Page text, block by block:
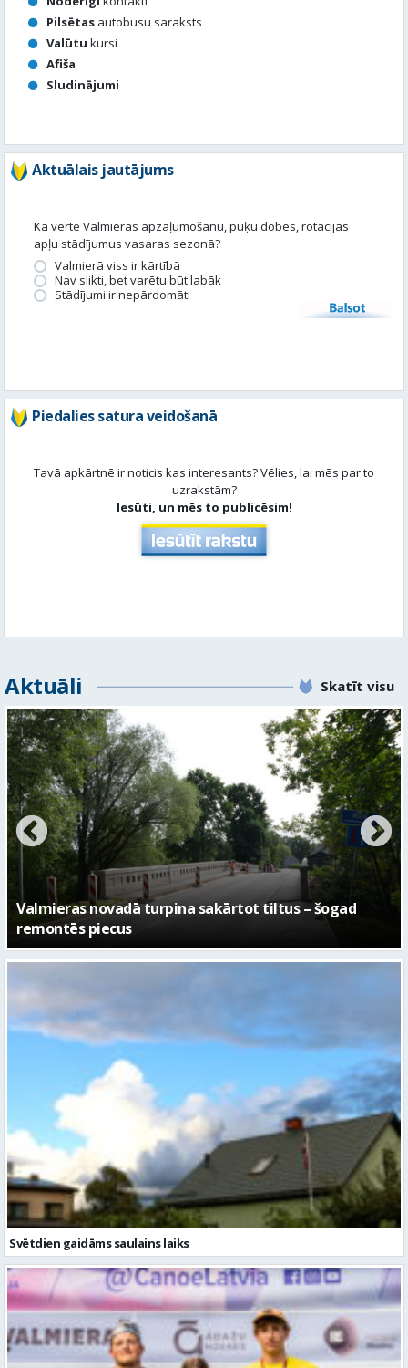
Pilsētas autobusu saraksts
Valūtu kursi
Afiša
Sludinājumi
Aktuālais jautājums
Kā vērtē Valmieras apzaļumošanu, puķu dobes, rotācijas
apļu stādījumus vasaras sezonā?
Valmierā viss ir kārtībā
Nav slikti, bet varētu būt labāk
Stādījumi ir nepārdomāti
Balsot
Piedalies satura veidošanā
Tavā apkārtnē ir noticis kas interesants? Vēlies, lai mēs par to
uzrakstām?
Iesūti, un mēs to publicēsim!
Aktuāli Skatīt visu
No pagaidu teātra līdz laikmetīgās kultūras centram
– kā attīstīsies “Kurtuve”
Svētdien gaidāms saulains laiks